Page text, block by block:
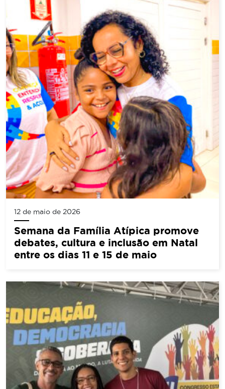
12 de maio de 2026
Semana da Família Atípica promove
debates, cultura e inclusão em Natal
entre os dias 11 e 15 de maio